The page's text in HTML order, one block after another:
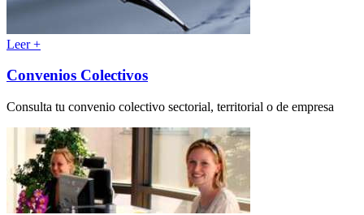
Leer +
Convenios Colectivos
Consulta tu convenio colectivo sectorial, territorial o de empresa